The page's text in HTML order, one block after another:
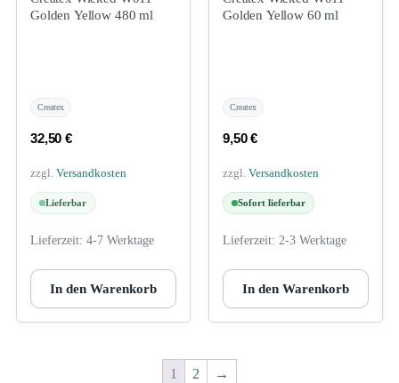
Golden Yellow 480 ml
Createx
32,50€
zzgl. Versandkosten
Lieferbar
Lieferzeit: 4-7 Werktage
In den Warenkorb
Golden Yellow 60 ml
Createx
9,50€
zzgl. Versandkosten
Sofort lieferbar
Lieferzeit: 2-3 Werktage
In den Warenkorb
1 2 →